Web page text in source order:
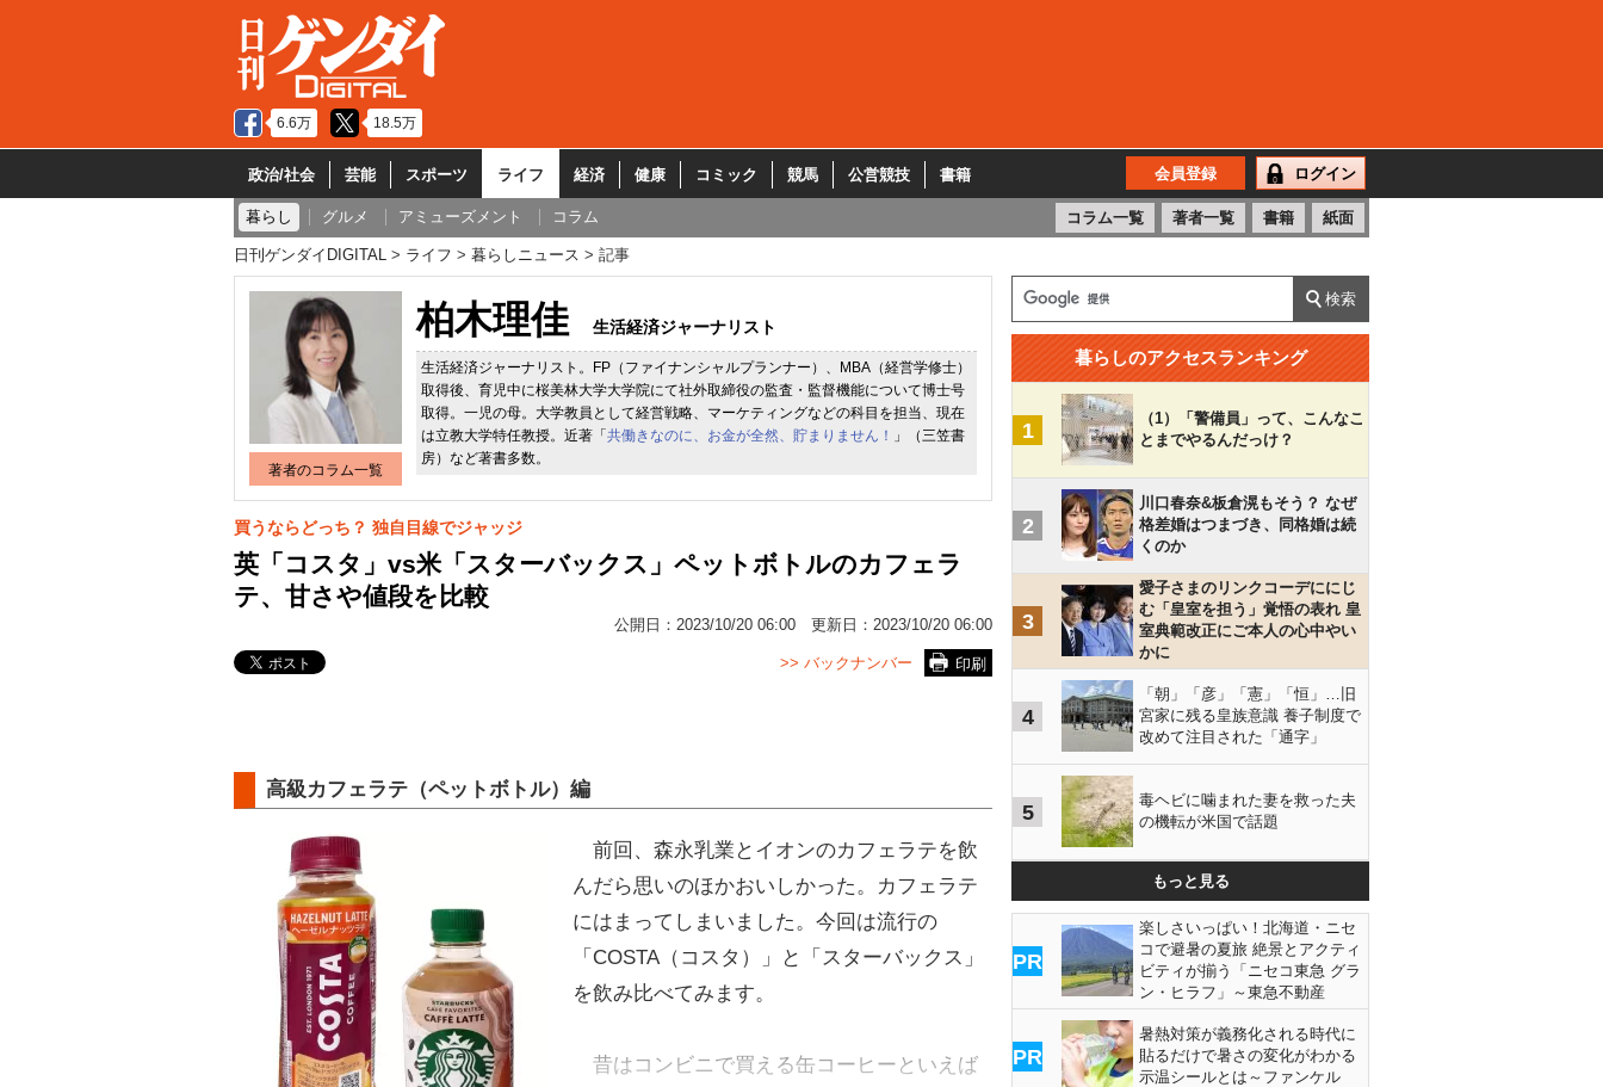
6.6万 18.5万
政治/社会 芸能 スポーツ ライフ 経済 健康 コミック 競馬 公営競技 書籍 会員登録 ログイン
暮らし グルメ アミューズメント コラム コラム一覧 著者一覧 書籍 紙面
日刊ゲンダイDIGITAL ライフ 暮らしニュース 記事
著者のコラム一覧
柏木理佳 生活経済ジャーナリスト
生活経済ジャーナリスト。FP（ファイナンシャルプランナー）、MBA（経営学修士）
取得後、育児中に桜美林大学大学院にて社外取締役の監査・監督機能について博士号
取得。一児の母。大学教員として経営戦略、マーケティングなどの科目を担当、現在
は立教大学特任教授。近著「 共働きなのに、お金が全然、貯まりません！
」（三笠書
房）など著書多数。
買うならどっち？ 独自目線でジャッジ
英「コスタ」vs米「スターバックス」ペットボトルのカフェラ
テ、甘さや値段を比較
公開日： 2023/10/20 06:00 更新日： 2023/10/20 06:00
印刷
>> バックナンバー
高級カフェラテ（ペットボトル）編
前回、森永乳業とイオンのカフェラテを飲
んだら思いのほかおいしかった。カフェラテ
にはまってしまいました。今回は流行の
「COSTA（コスタ）」と「スターバックス」
を飲み比べてみます。
昔はコンビニで買える缶コーヒーといえば
暮らしのアクセスランキング
1
（1）「警備員」って、こんなこ
とまでやるんだっけ？
2
川口春奈&板倉滉もそう？ なぜ
格差婚はつまづき、同格婚は続
くのか
3
愛子さまのリンクコーデににじ
む「皇室を担う」覚悟の表れ 皇
室典範改正にご本人の心中やい
かに
4
「朝」「彦」「憲」「恒」…旧
宮家に残る皇族意識 養子制度で
改めて注目された「通字」
5
毒ヘビに噛まれた妻を救った夫
の機転が米国で話題
もっと見る
PR
楽しさいっぱい！北海道・ニセ
コで避暑の夏旅 絶景とアクティ
ビティが揃う「ニセコ東急 グラ
ン・ヒラフ」～東急不動産
PR
暑熱対策が義務化される時代に
貼るだけで暑さの変化がわかる
示温シールとは～ファンケル